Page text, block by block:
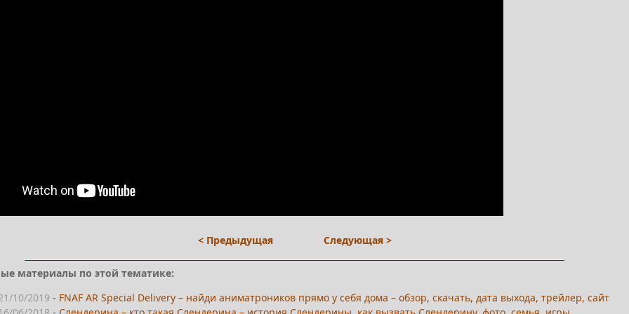
< Предыдущая Следующая >
материалы по этой тематике:
10/2019 - FNAF AR Special Delivery – найди аниматроников прямо у себя дома – обзор, скачать, дата выхода, трейлер, сайт